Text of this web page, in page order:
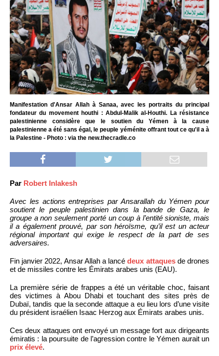
Manifestation d'Ansar Allah à Sanaa, avec les portraits du principal
fondateur du movement houthi : Abdul-Malik al-Houthi. La résistance
palestinienne considère que le soutien du Yémen à la cause
palestinienne a été sans égal, le peuple yéménite offrant tout ce qu'il a à
la Palestine - Photo : via the new.thecradle.co
Par Robert Inlakesh
Avec les actions entreprises par Ansarallah du Yémen pour
soutient le peuple palestinien dans la bande de Gaza, le
groupe a non seulement porté un coup à l’entité sioniste, mais
il a également prouvé, par son héroïsme, qu’il est un acteur
régional important qui exige le respect de la part de ses
adversaires.
Fin janvier 2022, Ansar Allah a lancédeux attaquesde drones
et de missiles contre les Émirats arabes unis (EAU).
La première série de frappes a été un véritable choc, faisant
des victimes à Abou Dhabi et touchant des sites près de
Dubaï, tandis que la seconde attaque a eu lieu lors d’une visite
du président israélien Isaac Herzog aux Émirats arabes unis.
Ces deux attaques ont envoyé un message fort aux dirigeants
émiratis : la poursuite de l’agression contre le Yémen aurait un
prix élevé.